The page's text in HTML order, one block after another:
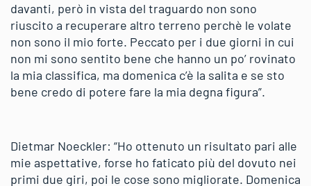
davanti, però in vista del traguardo non sono
riuscito a recuperare altro terreno perchè le volate
non sono il mio forte. Peccato per i due giorni in cui
non mi sono sentito bene che hanno un po’ rovinato
la mia classifica, ma domenica c’è la salita e se sto
bene credo di potere fare la mia degna figura”.
Dietmar Noeckler: “Ho ottenuto un risultato pari alle
mie aspettative, forse ho faticato più del dovuto nei
primi due giri, poi le cose sono migliorate. Domenica